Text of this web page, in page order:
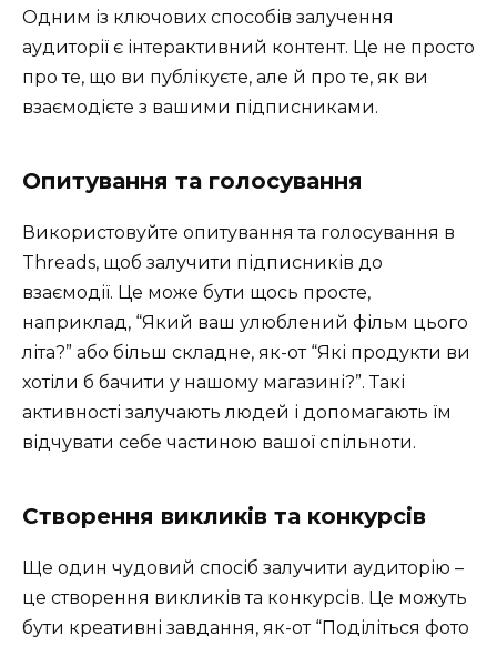
Одним із ключових способів залучення
аудиторії є інтерактивний контент. Це не просто
про те, що ви публікуєте, але й про те, як ви
взаємодієте з вашими підписниками.
Опитування та голосування
Використовуйте опитування та голосування в
Threads, щоб залучити підписників до
взаємодії. Це може бути щось просте,
наприклад, “Який ваш улюблений фільм цього
літа?” або більш складне, як-от “Які продукти ви
хотіли б бачити у нашому магазині?”. Такі
активності залучають людей і допомагають їм
відчувати себе частиною вашої спільноти.
Створення викликів та конкурсів
Ще один чудовий спосіб залучити аудиторію –
це створення викликів та конкурсів. Це можуть
бути креативні завдання, як-от “Поділіться фото